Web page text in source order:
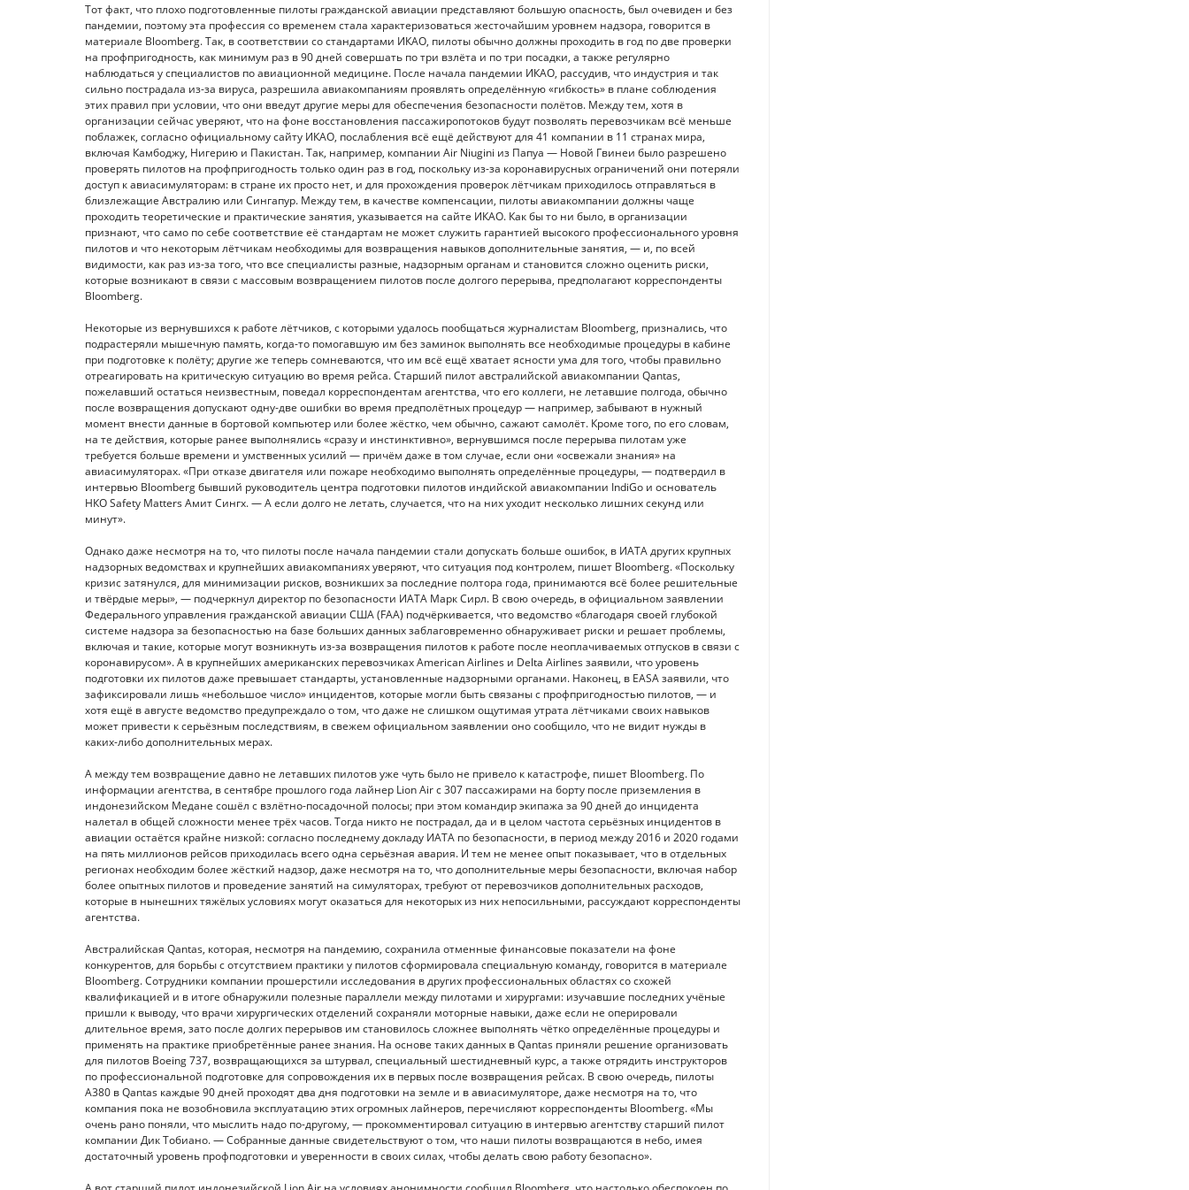
Тот факт, что плохо подготовленные пилоты гражданской авиации представляют большую опасность, был очевиден и без
пандемии, поэтому эта профессия со временем стала характеризоваться жесточайшим уровнем надзора, говорится в
материале Bloomberg. Так, в соответствии со стандартами ИКАО, пилоты обычно должны проходить в год по две проверки
на профпригодность, как минимум раз в 90 дней совершать по три взлёта и по три посадки, а также регулярно
наблюдаться у специалистов по авиационной медицине. После начала пандемии ИКАО, рассудив, что индустрия и так
сильно пострадала из-за вируса, разрешила авиакомпаниям проявлять определённую «гибкость» в плане соблюдения
этих правил при условии, что они введут другие меры для обеспечения безопасности полётов. Между тем, хотя в
организации сейчас уверяют, что на фоне восстановления пассажиропотоков будут позволять перевозчикам всё меньше
поблажек, согласно официальному сайту ИКАО, послабления всё ещё действуют для 41 компании в 11 странах мира,
включая Камбоджу, Нигерию и Пакистан. Так, например, компании Air Niugini из Папуа — Новой Гвинеи было разрешено
проверять пилотов на профпригодность только один раз в год, поскольку из-за коронавирусных ограничений они потеряли
доступ к авиасимуляторам: в стране их просто нет, и для прохождения проверок лётчикам приходилось отправляться в
близлежащие Австралию или Сингапур. Между тем, в качестве компенсации, пилоты авиакомпании должны чаще
проходить теоретические и практические занятия, указывается на сайте ИКАО. Как бы то ни было, в организации
признают, что само по себе соответствие её стандартам не может служить гарантией высокого профессионального уровня
пилотов и что некоторым лётчикам необходимы для возвращения навыков дополнительные занятия, — и, по всей
видимости, как раз из-за того, что все специалисты разные, надзорным органам и становится сложно оценить риски,
которые возникают в связи с массовым возвращением пилотов после долгого перерыва, предполагают корреспонденты
Bloomberg.
Некоторые из вернувшихся к работе лётчиков, с которыми удалось пообщаться журналистам Bloomberg, признались, что
подрастеряли мышечную память, когда-то помогавшую им без заминок выполнять все необходимые процедуры в кабине
при подготовке к полёту; другие же теперь сомневаются, что им всё ещё хватает ясности ума для того, чтобы правильно
отреагировать на критическую ситуацию во время рейса. Старший пилот австралийской авиакомпании Qantas,
пожелавший остаться неизвестным, поведал корреспондентам агентства, что его коллеги, не летавшие полгода, обычно
после возвращения допускают одну-две ошибки во время предполётных процедур — например, забывают в нужный
момент внести данные в бортовой компьютер или более жёстко, чем обычно, сажают самолёт. Кроме того, по его словам,
на те действия, которые ранее выполнялись «сразу и инстинктивно», вернувшимся после перерыва пилотам уже
требуется больше времени и умственных усилий — причём даже в том случае, если они «освежали знания» на
авиасимуляторах. «При отказе двигателя или пожаре необходимо выполнять определённые процедуры, — подтвердил в
интервью Bloomberg бывший руководитель центра подготовки пилотов индийской авиакомпании IndiGo и основатель
НКО Safety Matters Амит Сингх. — А если долго не летать, случается, что на них уходит несколько лишних секунд или
минут».
Однако даже несмотря на то, что пилоты после начала пандемии стали допускать больше ошибок, в ИАТА других крупных
надзорных ведомствах и крупнейших авиакомпаниях уверяют, что ситуация под контролем, пишет Bloomberg. «Поскольку
кризис затянулся, для минимизации рисков, возникших за последние полтора года, принимаются всё более решительные
и твёрдые меры», — подчеркнул директор по безопасности ИАТА Марк Сирл. В свою очередь, в официальном заявлении
Федерального управления гражданской авиации США (FAA) подчёркивается, что ведомство «благодаря своей глубокой
системе надзора за безопасностью на базе больших данных заблаговременно обнаруживает риски и решает проблемы,
включая и такие, которые могут возникнуть из-за возвращения пилотов к работе после неоплачиваемых отпусков в связи с
коронавирусом». А в крупнейших американских перевозчиках American Airlines и Delta Airlines заявили, что уровень
подготовки их пилотов даже превышает стандарты, установленные надзорными органами. Наконец, в EASA заявили, что
зафиксировали лишь «небольшое число» инцидентов, которые могли быть связаны с профпригодностью пилотов, — и
хотя ещё в августе ведомство предупреждало о том, что даже не слишком ощутимая утрата лётчиками своих навыков
может привести к серьёзным последствиям, в свежем официальном заявлении оно сообщило, что не видит нужды в
каких-либо дополнительных мерах.
А между тем возвращение давно не летавших пилотов уже чуть было не привело к катастрофе, пишет Bloomberg. По
информации агентства, в сентябре прошлого года лайнер Lion Air с 307 пассажирами на борту после приземления в
индонезийском Медане сошёл с взлётно-посадочной полосы; при этом командир экипажа за 90 дней до инцидента
налетал в общей сложности менее трёх часов. Тогда никто не пострадал, да и в целом частота серьёзных инцидентов в
авиации остаётся крайне низкой: согласно последнему докладу ИАТА по безопасности, в период между 2016 и 2020 годами
на пять миллионов рейсов приходилась всего одна серьёзная авария. И тем не менее опыт показывает, что в отдельных
регионах необходим более жёсткий надзор, даже несмотря на то, что дополнительные меры безопасности, включая набор
более опытных пилотов и проведение занятий на симуляторах, требуют от перевозчиков дополнительных расходов,
которые в нынешних тяжёлых условиях могут оказаться для некоторых из них непосильными, рассуждают корреспонденты
агентства.
Австралийская Qantas, которая, несмотря на пандемию, сохранила отменные финансовые показатели на фоне
конкурентов, для борьбы с отсутствием практики у пилотов сформировала специальную команду, говорится в материале
Bloomberg. Сотрудники компании прошерстили исследования в других профессиональных областях со схожей
квалификацией и в итоге обнаружили полезные параллели между пилотами и хирургами: изучавшие последних учёные
пришли к выводу, что врачи хирургических отделений сохраняли моторные навыки, даже если не оперировали
длительное время, зато после долгих перерывов им становилось сложнее выполнять чётко определённые процедуры и
применять на практике приобретённые ранее знания. На основе таких данных в Qantas приняли решение организовать
для пилотов Boeing 737, возвращающихся за штурвал, специальный шестидневный курс, а также отрядить инструкторов
по профессиональной подготовке для сопровождения их в первых после возвращения рейсах. В свою очередь, пилоты
A380 в Qantas каждые 90 дней проходят два дня подготовки на земле и в авиасимуляторе, даже несмотря на то, что
компания пока не возобновила эксплуатацию этих огромных лайнеров, перечисляют корреспонденты Bloomberg. «Мы
очень рано поняли, что мыслить надо по-другому, — прокомментировал ситуацию в интервью агентству старший пилот
компании Дик Тобиано. — Собранные данные свидетельствуют о том, что наши пилоты возвращаются в небо, имея
достаточный уровень профподготовки и уверенности в своих силах, чтобы делать свою работу безопасно».